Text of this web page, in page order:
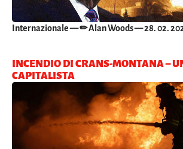
Internazionale— ✏ Alan Woods — 28. 02.
INCENDIO DI CRANS-MONTANA –
CAPITALISTA